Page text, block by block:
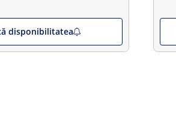
disponibilitatea